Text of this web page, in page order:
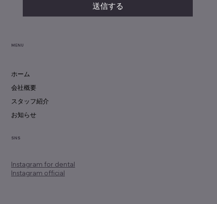
Instagram for dental
Instagram official
SNS
ホーム
会社概要
スタッフ紹介
お知らせ
MENU
送信する